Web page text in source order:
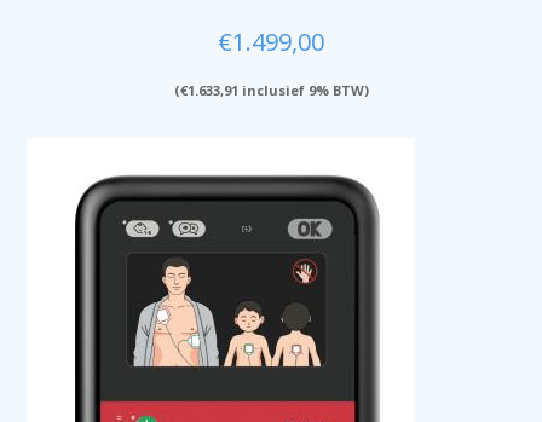
€1.499,00
(€1.633,91 inclusief 9% BTW)